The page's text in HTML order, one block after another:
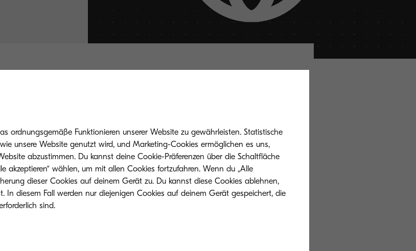
Übersicht unserer Distributoren angezeigt zu
(kostenlos)
ordnungsgemäße Funktionieren unserer Website zu gewährleisten. Statistische
unsere Website genutzt wird, und Marketing-Cookies ermöglichen es uns,
abzustimmen. Du kannst deine Cookie-Präferenzen über die Schaltfläche
akzeptieren“ wählen, um mit allen Cookies fortzufahren. Wenn du „Alle
dieser Cookies auf deinem Gerät zu. Du kannst diese Cookies ablehnen,
In diesem Fall werden nur diejenigen Cookies auf deinem Gerät gespeichert, die
für die korrekte Anzeige unserer Website erforderlich sind.